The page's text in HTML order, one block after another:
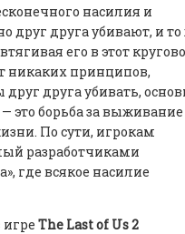
насилия и
друг друга убивают, и то
его в этот
никаких принципов,
друга убивать,
это борьба за
По сути, игрокам
разработчиками
где всякое насилие
The Last of Us 2